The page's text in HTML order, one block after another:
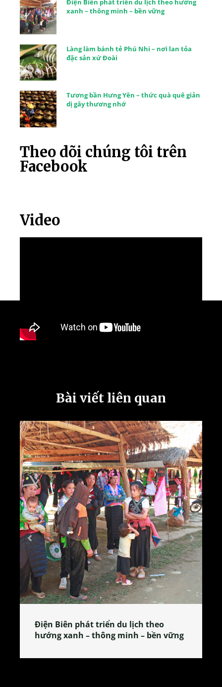
Điện Biên phát triển du lịch theo hướng
xanh – thông minh – bền vững
Làng làm bánh tẻ Phú Nhi – nơi lan tỏa
đặc sản xứ Đoài
Tương bần Hưng Yên – thức quà quê giản
dị gây thương nhớ
Theo dõi chúng tôi trên
Facebook
Video
Bài viết liên quan
Làng làm bánh tẻ Phú Nhi – nơi lan
tỏa đặc sản xứ Đoài